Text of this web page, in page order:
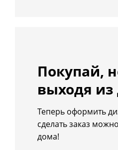
Покупай,
выходя
Теперь оформить
сделать заказ
дома!